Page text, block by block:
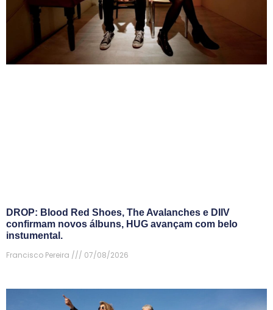
DROP: Blood Red Shoes, The Avalanches e DIIV
confirmam novos álbuns, HUG avançam com belo
instumental.
Francisco Pereira
07/08/2026